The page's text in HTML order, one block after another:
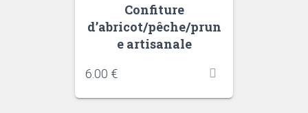
Confiture
d’abricot/pêche/prun
e artisanale
6.00 €